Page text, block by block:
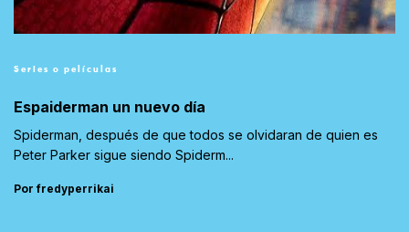
Series o películas
Espaiderman un nuevo día
Spiderman, después de que todos se olvidaran de quien es
Peter Parker sigue siendo Spiderm...
Por fredyperrikai